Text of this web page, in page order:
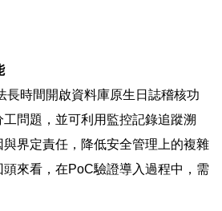
長時間開啟資料庫原生日誌稽核功
問題，並可利用監控記錄追蹤溯
界定責任，降低安全管理上的複雜
來看，在PoC驗證導入過程中，需